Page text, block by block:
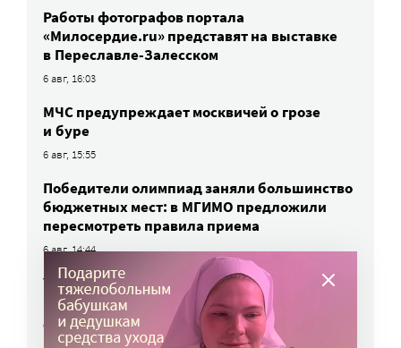
Работы фотографов портала
«Милосердие.ru» представят на выставке
в Переславле-Залесском
6 авг, 16:03
МЧС предупреждает москвичей о грозе
и буре
6 авг, 15:55
Победители олимпиад заняли большинство
бюджетных мест: в МГИМО предложили
пересмотреть правила приема
6 авг, 14:44
Улучшить питание заключенных намерен
Минюст
6 авг, 13:19